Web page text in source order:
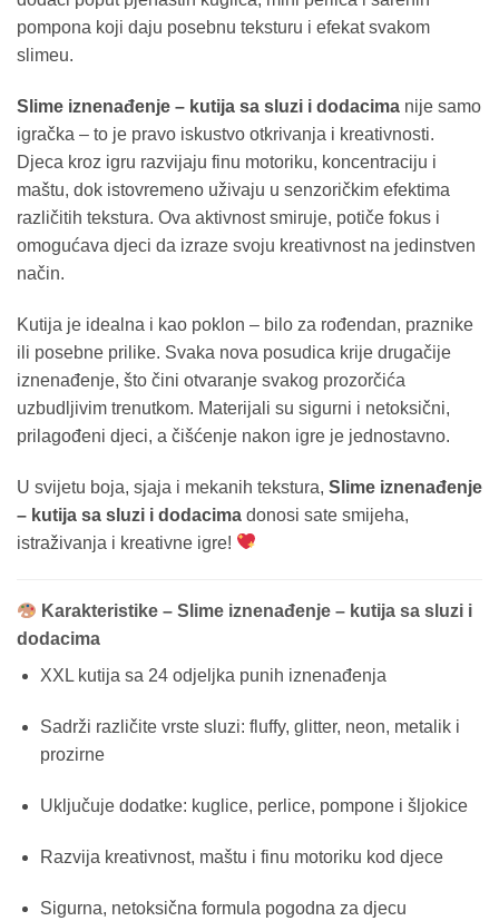
pompona koji daju posebnu teksturu i efekat svakom
slimeu.
Slime iznenađenje – kutija sa sluzi i dodacima nije samo
igračka – to je pravo iskustvo otkrivanja i kreativnosti.
Djeca kroz igru razvijaju finu motoriku, koncentraciju i
maštu, dok istovremeno uživaju u senzoričkim efektima
različitih tekstura. Ova aktivnost smiruje, potiče fokus i
omogućava djeci da izraze svoju kreativnost na jedinstven
način.
Kutija je idealna i kao poklon – bilo za rođendan, praznike
ili posebne prilike. Svaka nova posudica krije drugačije
iznenađenje, što čini otvaranje svakog prozorčića
uzbudljivim trenutkom. Materijali su sigurni i netoksični,
prilagođeni djeci, a čišćenje nakon igre je jednostavno.
U svijetu boja, sjaja i mekanih tekstura, Slime iznenađenje
– kutija sa sluzi i dodacima donosi sate smijeha,
istraživanja i kreativne igre!
Karakteristike – Slime iznenađenje – kutija sa sluzi i
dodacima
XXL kutija sa 24 odjeljka punih iznenađenja
Sadrži različite vrste sluzi: fluffy, glitter, neon, metalik i
prozirne
Uključuje dodatke: kuglice, perlice, pompone i šljokice
Razvija kreativnost, maštu i finu motoriku kod djece
Sigurna, netoksična formula pogodna za djecu